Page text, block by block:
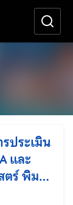
ประเมิน
และ
ตร์ พิมพ์
าสุดเมื่อ: